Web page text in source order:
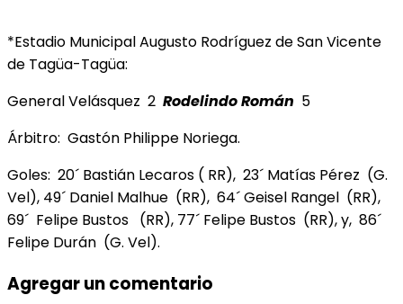
*Estadio Municipal Augusto Rodríguez de San Vicente
de Tagüa-Tagüa:
General Velásquez 2 Rodelindo Román 5
Árbitro: Gastón Philippe Noriega.
Goles: 20´ Bastián Lecaros ( RR), 23´ Matías Pérez (G.
Vel), 49´ Daniel Malhue (RR), 64´ Geisel Rangel (RR),
69´ Felipe Bustos (RR), 77´ Felipe Bustos (RR), y, 86´
Felipe Durán (G. Vel).
Agregar un comentario